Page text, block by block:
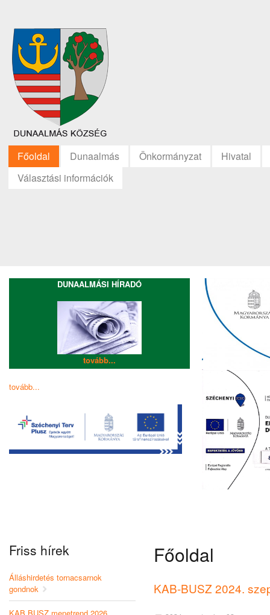
Főoldal Dunaalmás Önkormányzat
Hivatal
Választási információk
DUNAALMÁSI HÍRADÓ
tovább...
tovább...
Friss hírek
Álláshirdetés tornacsarnok
gondnok
Főoldal
KAB-BUSZ 2024.